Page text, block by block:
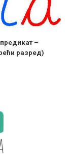
предикат –
разред)